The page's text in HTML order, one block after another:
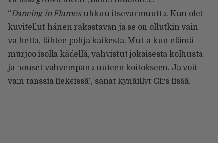
“Dancing in Flamesuhkuu itsevarmuutta. Kun olet
kuvitellut hänen rakastavan ja se on ollutkin vain
valhetta, lähtee pohja kaikesta. Mutta kun elämä
murjoo isolla kädellä, vahvistut jokaisesta kolhusta
ja nouset vahvempana uuteen koitokseen. Ja voit
vain tanssia liekeissä”, sanat kynäillyt Girs lisää.